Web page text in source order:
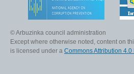
© Arbuzinka council administration
Except where otherwise noted, content on
is licensed under a Commons Attribution